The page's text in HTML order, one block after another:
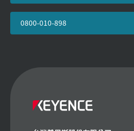
0800-010-898